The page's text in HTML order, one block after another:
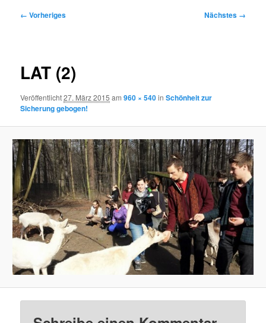
Bilder-
← Vorheriges Nächstes →
LAT (2)
Veröffentlicht27. März 2015 am960 × 540inSchönheit zur
Sicherung gebogen!